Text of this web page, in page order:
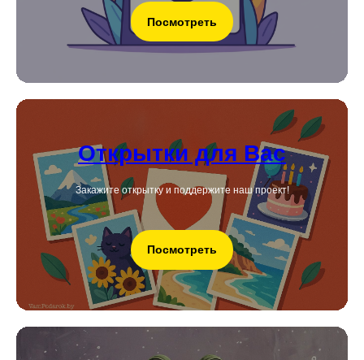
Посмотреть
Открытки для Вас
Закажите открытку и поддержите наш проект!
Посмотреть